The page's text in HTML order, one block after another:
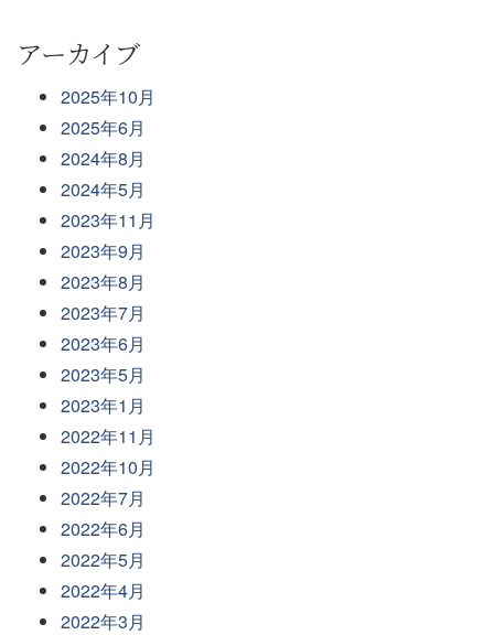
アーカイブ
2025年10月
2025年6月
2024年8月
2024年5月
2023年11月
2023年9月
2023年8月
2023年7月
2023年6月
2023年5月
2023年1月
2022年11月
2022年10月
2022年7月
2022年6月
2022年5月
2022年4月
2022年3月